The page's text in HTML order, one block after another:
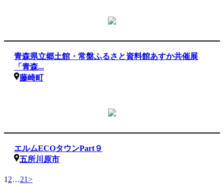
青森県立郷土館・常盤ふるさと資料館あすか共催展
「青森...
藤崎町
エルムECOタウンPart９
五所川原市
1 2…21>